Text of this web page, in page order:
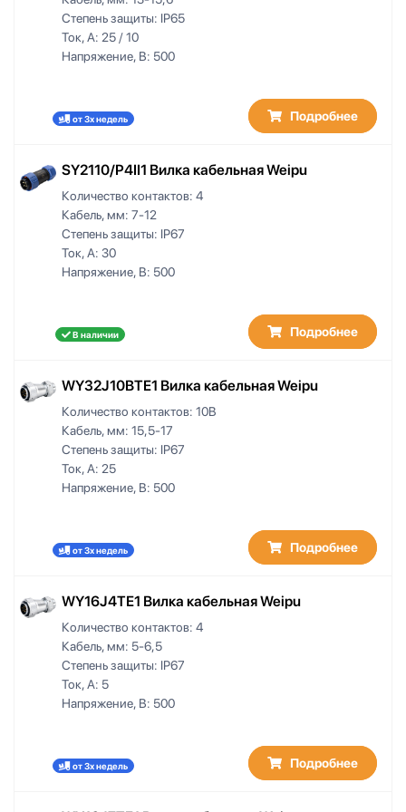
LC
USB3.0
4,5-8
4-4.5
4-5
4-6.5
4.5-7
4.6-5
5,2
5-5.5
5-6
5-6,5
5-8
5-12
5.6-6
5.21-6.2
6,2
6,5
6,5-15,5
6-8
6.6-7
7,2
7,6
7,7
7-7.5
7-8
7.6-8
Степень защиты: IP65
Ток, А: 25 / 10
Напряжение, В: 500
от 3х недель Подробнее
SY2110/P4II1 Вилка кабельная Weipu
Количество контактов: 4
Кабель, мм: 7-12
Степень защиты: IP67
Ток, А: 30
Напряжение, В: 500
В наличии Подробнее
WY32J10BTE1 Вилка кабельная Weipu
Количество контактов: 10B
Кабель, мм: 15,5-17
Степень защиты: IP67
Ток, А: 25
Напряжение, В: 500
от 3х недель Подробнее
WY16J4TE1 Вилка кабельная Weipu
Количество контактов: 4
Кабель, мм: 5-6,5
Степень защиты: IP67
Ток, А: 5
Напряжение, В: 500
от 3х недель Подробнее